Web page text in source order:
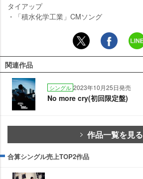
タイアップ
・「積水化学工業」CMソング
関連作品
シングル 2023年10月25日発売
No more cry(初回限定盤)
作品一覧を見る
合算シングル売上TOP2作品